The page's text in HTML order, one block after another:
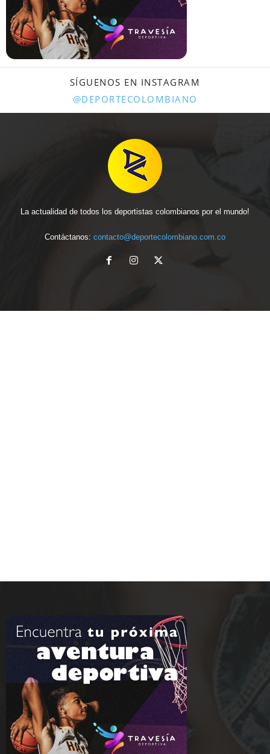
SÍGUENOS EN INSTAGRAM
@DEPORTECOLOMBIANO
La actualidad de todos los deportistas colombianos por el mundo!
Contáctanos: contacto@deportecolombiano.com.co